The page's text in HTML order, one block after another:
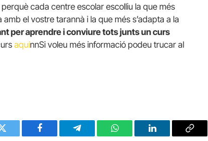
cada centre escolar escolliu la que més
el vostre tarannà i la que més s’adapta a la
per aprendre i conviure tots junts un curs
aquínnSi voleu més informació podeu trucar al
Twitter Facebook Telegram WhatsAppLinkedIn Copy